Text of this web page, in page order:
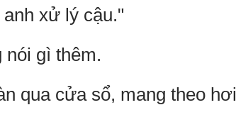
xử lý cậu."
nói gì thêm.
qua cửa sổ, mang theo hơi